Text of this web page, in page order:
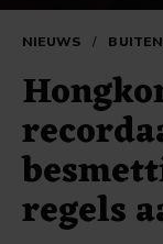
NIEUWS /
regels